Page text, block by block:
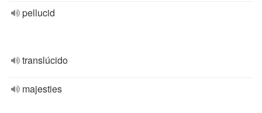
pellucid
translúcido
majesties